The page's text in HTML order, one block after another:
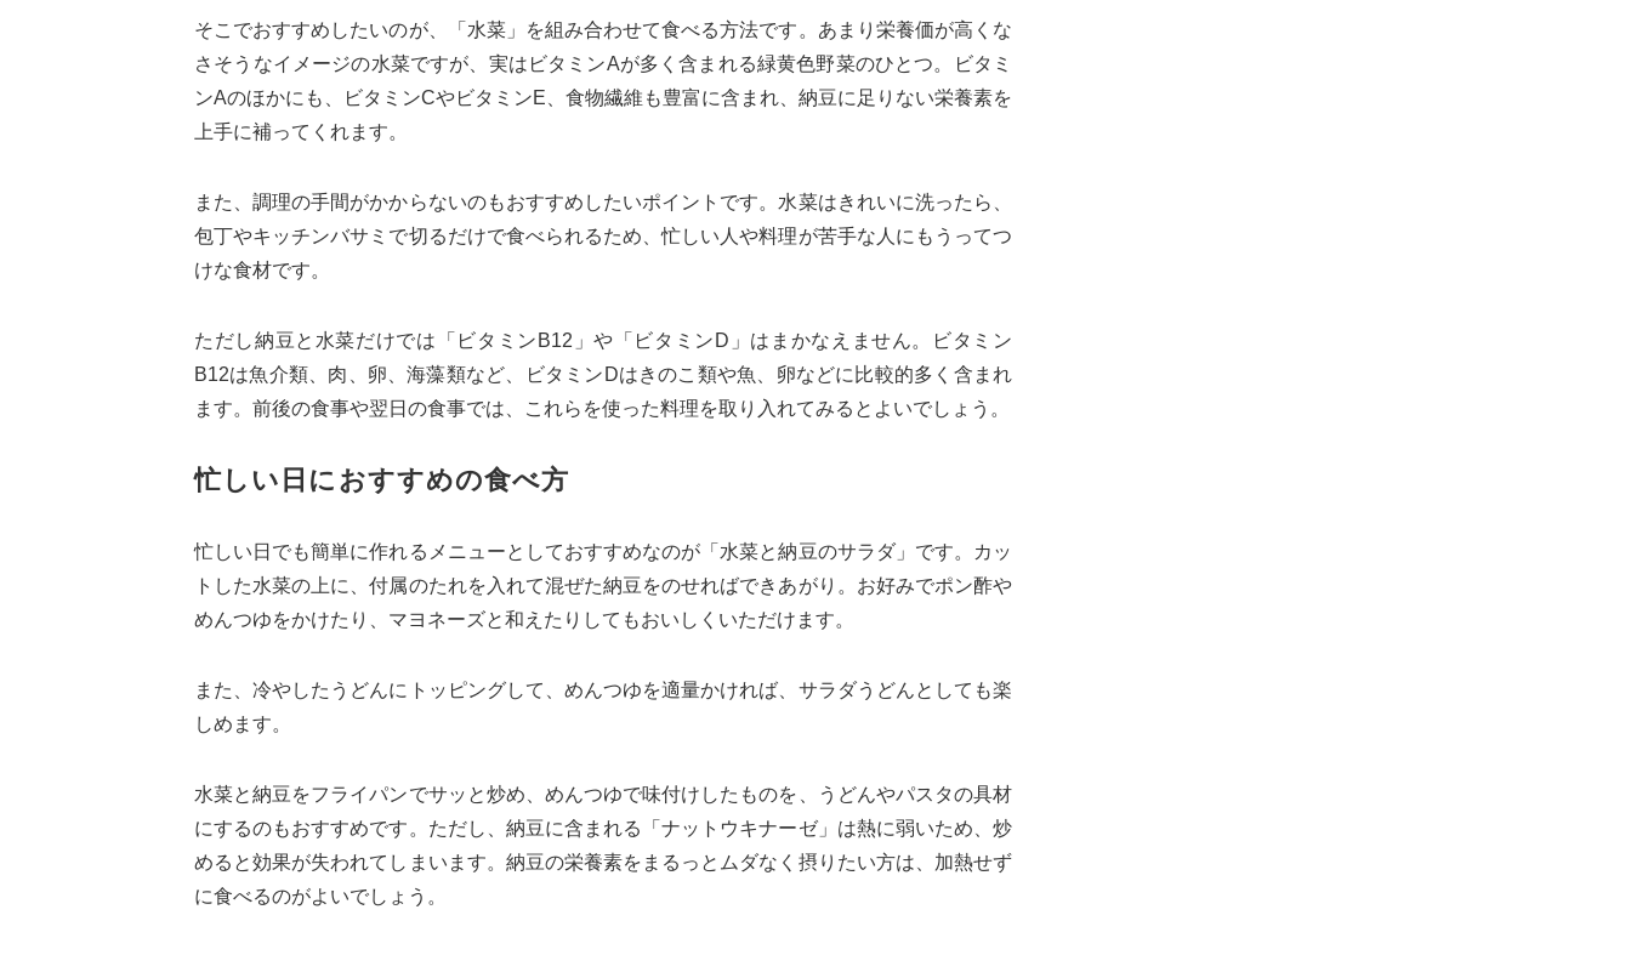
そこでおすすめしたいのが、「水菜」を組み合わせて食べる方法です。あまり栄養価が高くな
さそうなイメージの水菜ですが、実はビタミンAが多く含まれる緑黄色野菜のひとつ。ビタミ
ンAのほかにも、ビタミンCやビタミンE、食物繊維も豊富に含まれ、納豆に足りない栄養素を
上手に補ってくれます。
また、調理の手間がかからないのもおすすめしたいポイントです。水菜はきれいに洗ったら、
包丁やキッチンバサミで切るだけで食べられるため、忙しい人や料理が苦手な人にもうってつ
けな食材です。
ただし納豆と水菜だけでは「ビタミンB12」や「ビタミンD」はまかなえません。ビタミン
B12は魚介類、肉、卵、海藻類など、ビタミンDはきのこ類や魚、卵などに比較的多く含まれ
ます。前後の食事や翌日の食事では、これらを使った料理を取り入れてみるとよいでしょう。
忙しい日におすすめの食べ方
忙しい日でも簡単に作れるメニューとしておすすめなのが「水菜と納豆のサラダ」です。カッ
トした水菜の上に、付属のたれを入れて混ぜた納豆をのせればできあがり。お好みでポン酢や
めんつゆをかけたり、マヨネーズと和えたりしてもおいしくいただけます。
また、冷やしたうどんにトッピングして、めんつゆを適量かければ、サラダうどんとしても楽
しめます。
水菜と納豆をフライパンでサッと炒め、めんつゆで味付けしたものを、うどんやパスタの具材
にするのもおすすめです。ただし、納豆に含まれる「ナットウキナーゼ」は熱に弱いため、炒
めると効果が失われてしまいます。納豆の栄養素をまるっとムダなく摂りたい方は、加熱せず
に食べるのがよいでしょう。